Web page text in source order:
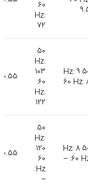
60
Hz:
72
50 Hz: 9
60 Hz:
50
Hz:
103
60
Hz:
122
0.55
50 Hz: 8
60
50
Hz:
120
60
Hz:
–
0.55